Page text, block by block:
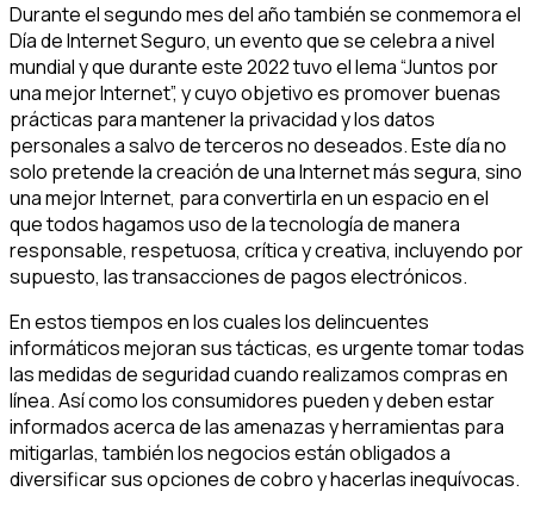
Durante el segundo mes del año también se conmemora el
Día de Internet Seguro, un evento que se celebra a nivel
mundial y que durante este 2022 tuvo el lema “Juntos por
una mejor Internet”, y cuyo objetivo es promover buenas
prácticas para mantener la privacidad y los datos
personales a salvo de terceros no deseados. Este día no
solo pretende la creación de una Internet más segura, sino
una mejor Internet, para convertirla en un espacio en el
que todos hagamos uso de la tecnología de manera
responsable, respetuosa, crítica y creativa, incluyendo por
supuesto, las transacciones de pagos electrónicos.
En estos tiempos en los cuales los delincuentes
informáticos mejoran sus tácticas, es urgente tomar todas
las medidas de seguridad cuando realizamos compras en
línea. Así como los consumidores pueden y deben estar
informados acerca de las amenazas y herramientas para
mitigarlas, también los negocios están obligados a
diversificar sus opciones de cobro y hacerlas inequívocas.